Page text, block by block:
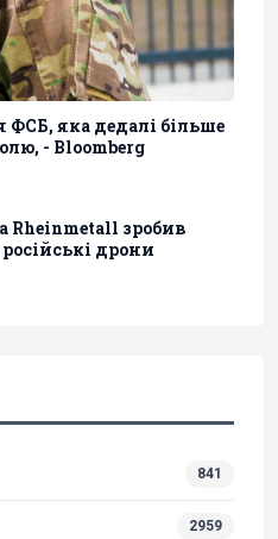
ФСБ, яка дедалі більше
- Bloomberg
Rheinmetall зробив
дрони
841
2959